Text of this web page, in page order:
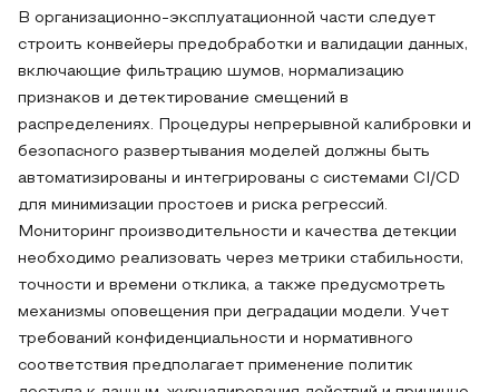
В организационно-эксплуатационной части следует
строить конвейеры предобработки и валидации данных,
включающие фильтрацию шумов, нормализацию
признаков и детектирование смещений в
распределениях. Процедуры непрерывной калибровки и
безопасного развертывания моделей должны быть
автоматизированы и интегрированы с системами CI/CD
для минимизации простоев и риска регрессий.
Мониторинг производительности и качества детекции
необходимо реализовать через метрики стабильности,
точности и времени отклика, а также предусмотреть
механизмы оповещения при деградации модели. Учет
требований конфиденциальности и нормативного
соответствия предполагает применение политик